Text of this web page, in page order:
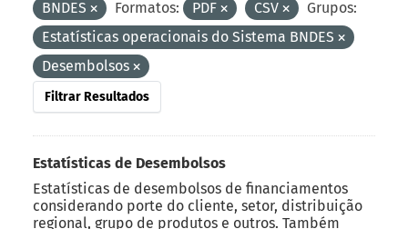
BNDES
Formatos: PDF CSV
Grupos:
Estatísticas operacionais do Sistema BNDES
Desembolsos
Filtrar Resultados
Estatísticas de Desembolsos
Estatísticas de desembolsos de financiamentos
considerando porte do cliente, setor, distribuição
regional, grupo de produtos e outros. Também